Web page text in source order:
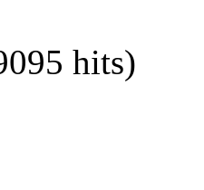
hits)